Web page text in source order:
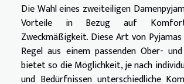
Die Wahl eines zweiteiligen
Vorteile in Bezug auf
Zweckmäßigkeit. Diese Art von
Regel aus einem passenden Ober-
bietet so die Möglichkeit, je nach
und Bedürfnissen unterschiedliche